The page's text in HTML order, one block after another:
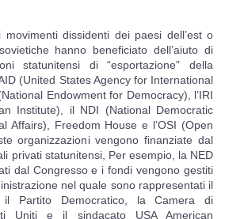
dissidenti dei paesi dell’est o
hanno beneficiato dell’aiuto di
statunitensi di “esportazione” della
(United States Agency for International
Endowment for Democracy), l’IRI
Institute), il NDI (National Democratic
Affairs), Freedom House e l’OSI (Open
organizzazioni vengono finanziate dal
privati statunitensi, Per esempio, la NED
dal Congresso e i fondi vengono gestiti
nel quale sono rappresentati il
il Partito Democratico, la Camera di
Uniti e il sindacato USA American